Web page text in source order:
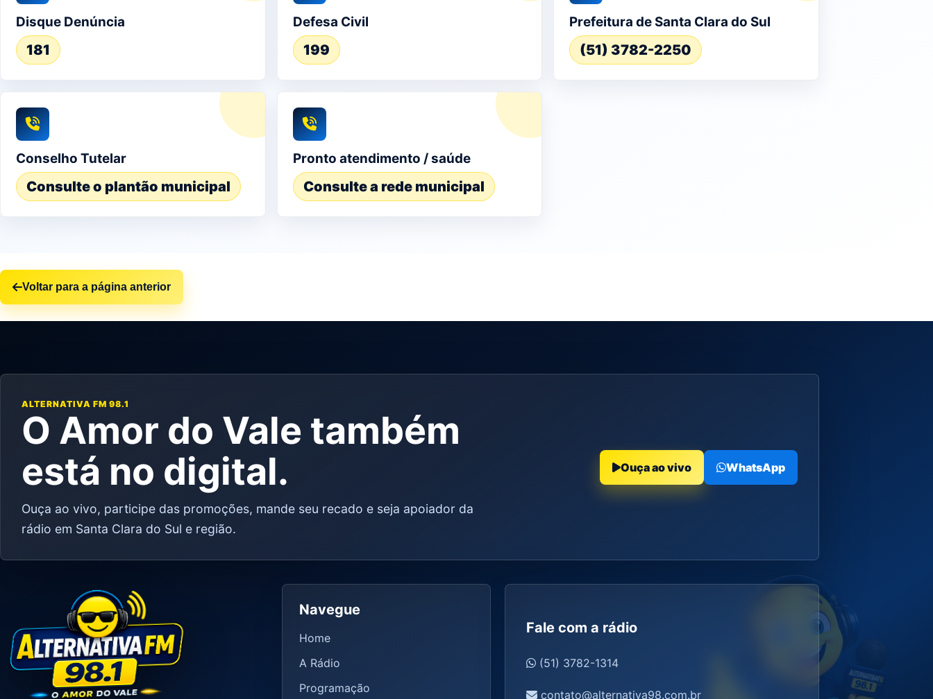
Disque Denúncia
181
Defesa Civil
199
Prefeitura de Santa Clara do Sul
(51) 3782-2250
Conselho Tutelar
Consulte o plantão municipal
Pronto atendimento / saúde
Consulte a rede municipal
Voltar para a página anterior
ALTERNATIVA FM 98.1
O Amor do Vale também
está no digital.
Ouça ao vivo, participe das promoções, mande seu recado e seja apoiador da
rádio em Santa Clara do Sul e região.
Ouça ao vivo WhatsApp
Navegue
Home
A Rádio
Programação
Fale com a rádio
(51) 3782-1314
contato@alternativa98.com.br